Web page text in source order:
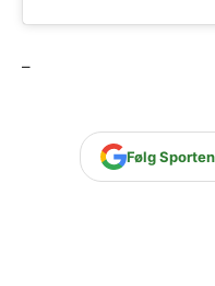
–
Følg